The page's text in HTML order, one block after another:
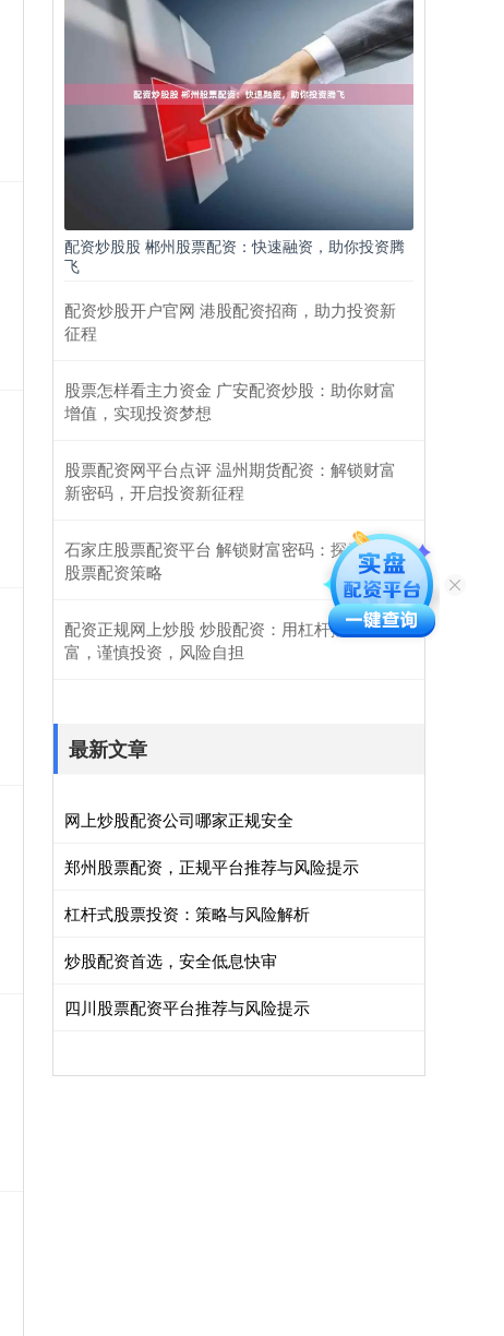
配资炒股股 郴州股票配资：快速融资，助你投资腾
飞
配资炒股开户官网 港股配资招商，助力投资新
征程
股票怎样看主力资金 广安配资炒股：助你财富
增值，实现投资梦想
股票配资网平台点评 温州期货配资：解锁财富
新密码，开启投资新征程
石家庄股票配资平台 解锁财富密码：探索最优
股票配资策略
配资正规网上炒股 炒股配资：用杠杆撬动财
富，谨慎投资，风险自担
最新文章
网上炒股配资公司哪家正规安全
郑州股票配资，正规平台推荐与风险提示
杠杆式股票投资：策略与风险解析
炒股配资首选，安全低息快审
四川股票配资平台推荐与风险提示